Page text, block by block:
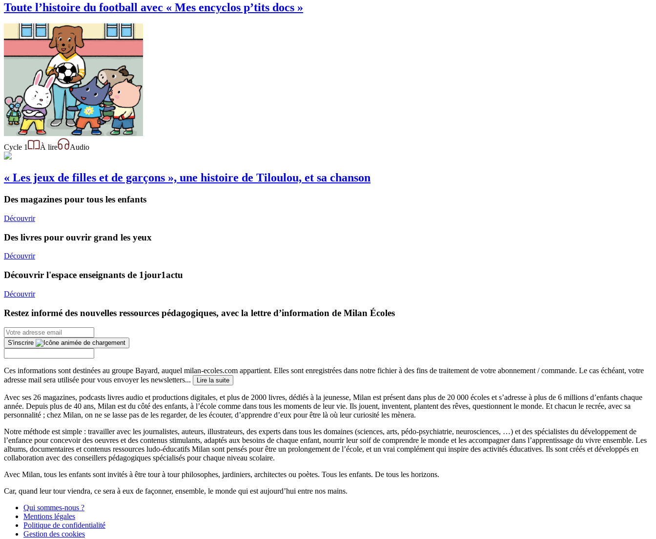
Toute l’histoire du football avec « Mes encyclos p’tits docs »
Cycle 1 À lire Audio
« Les jeux de filles et de garçons », une histoire de Tiloulou, et sa chanson
Des magazines pour tous les enfants
Découvrir
Des livres pour ouvrir grand les yeux
Découvrir
Découvrir l'espace enseignants de 1jour1actu
Découvrir
Restez informé des nouvelles ressources pédagogiques, avec la lettre d’information de Milan Écoles
S'inscrire
Ces informations sont destinées au groupe Bayard, auquel milan-ecoles.com appartient. Elles sont enregistrées dans notre fichier à des fins de traitement de votre abonnement / commande. Le cas échéant, votre
adresse mail sera utilisée pour vous envoyer les newsletters...
Lire la suite
Avec ses 26 magazines, podcasts livres audio et productions digitales, et plus de 2000 livres, dédiés à la jeunesse, Milan est présent dans plus de 20 000 écoles et s’adresse à plus de 6 millions d’enfants chaque
année. Depuis plus de 40 ans, Milan est du côté des enfants, à l’école comme dans tous les moments de leur vie. Ils jouent, inventent, plantent des rêves, questionnent le monde. Et chacun le recrée, avec sa
personnalité ; chez Milan, on ne se lasse pas de les regarder, de les écouter, d’apprendre d’eux pour être là où leur curiosité les mènera.
Notre méthode est simple : travailler avec les journalistes, auteurs, illustrateurs, des experts dans tous les domaines (sciences, arts, pédo-psychiatrie, neurosciences, …) et des spécialistes du développement de
l’enfance pour concevoir des oeuvres et des contenus stimulants, adaptés aux besoins de chaque enfant, nourrir leur soif de comprendre le monde et les accompagner dans l’apprentissage du vivre ensemble. Les
albums, documentaires et contenus ressources ludo-éducatifs Milan sont pensés pour être un prolongement de l’école, et un vrai complément qui inspire des activités éducatives. Ils sont créés et développés en
collaboration avec des conseillers pédagogiques spécialisés pour chaque niveau scolaire.
Avec Milan, tous les enfants sont invités à être tour à tour philosophes, jardiniers, architectes ou poètes. Tous les enfants. De tous les horizons.
Car, quand leur tour viendra, ce sera à eux de façonner, ensemble, le monde qui est aujourd’hui entre nos mains.
Qui sommes-nous ?
Mentions légales
Politique de confidentialité
Gestion des cookies